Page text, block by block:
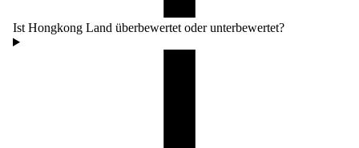
Ist Hongkong Land überbewertet oder unterbewertet?